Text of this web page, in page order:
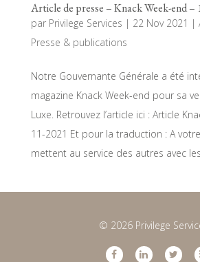
Article de presse – Knack Week-end –
par Privilege Services | 22 Nov 2021 |
Presse & publications
Notre Gouvernante Générale a été
magazine Knack Week-end pour sa
Luxe. Retrouvez l’article ici : Article
11-2021 Et pour la traduction : A
mettent au service des autres avec
© 2026 Privilege